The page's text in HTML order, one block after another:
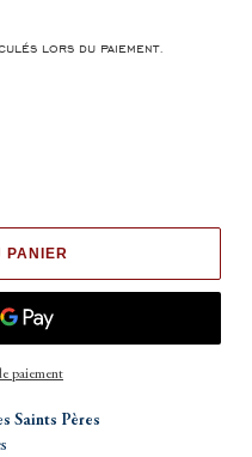
lors du paiement.
PANIER
paiement
Saints Pères